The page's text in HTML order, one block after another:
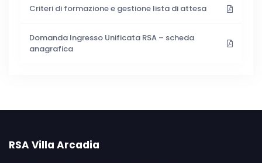
Criteri di formazione e gestione lista di attesa
Domanda Ingresso Unificata RSA – scheda
anagrafica
RSA Villa Arcadia